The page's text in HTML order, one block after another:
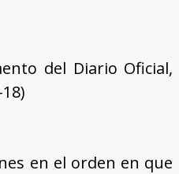
del Diario Oficial,
en el orden en que